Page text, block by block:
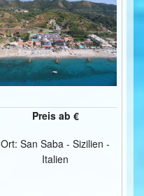
Preis ab €
Ort: San Saba - Sizilien -
Italien